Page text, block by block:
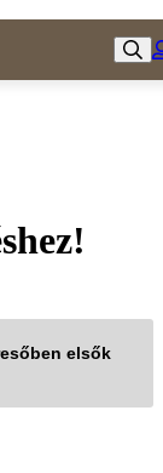
elsők